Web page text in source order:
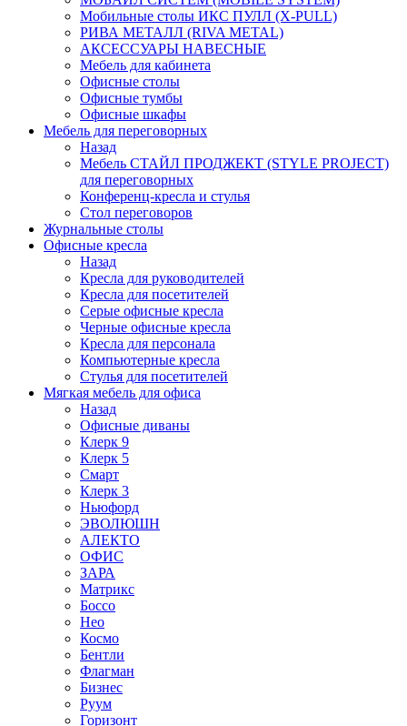
Мобильные столы ИКС ПУЛЛ (X-PULL)
РИВА МЕТАЛЛ (RIVA METAL)
АКСЕССУАРЫ НАВЕСНЫЕ
Мебель для кабинета
Офисные столы
Офисные тумбы
Офисные шкафы
Мебель для переговорных
Назад
Мебель СТАЙЛ ПРОДЖЕКТ (STYLE PROJECT)
для переговорных
Конференц-кресла и стулья
Стол переговоров
Журнальные столы
Офисные кресла
Назад
Кресла для руководителей
Кресла для посетителей
Серые офисные кресла
Черные офисные кресла
Кресла для персонала
Компьютерные кресла
Стулья для посетителей
Мягкая мебель для офиса
Назад
Офисные диваны
Клерк 9
Клерк 5
Смарт
Клерк 3
Ньюфорд
ЭВОЛЮШН
АЛЕКТО
ОФИС
ЗАРА
Матрикс
Боссо
Нео
Космо
Бентли
Флагман
Бизнес
Руум
Горизонт